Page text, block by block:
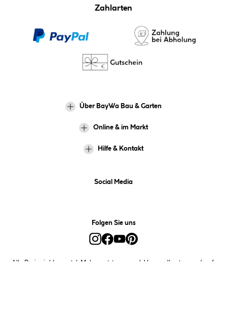
Zahlarten
Über BayWa Bau & Garten
Online & im Markt
Hilfe & Kontakt
Social Media
Folgen Sie uns
Alle Preise inkl. gesetzl. Mehrwertsteuer zzgl. Versandkosten
und ggf.